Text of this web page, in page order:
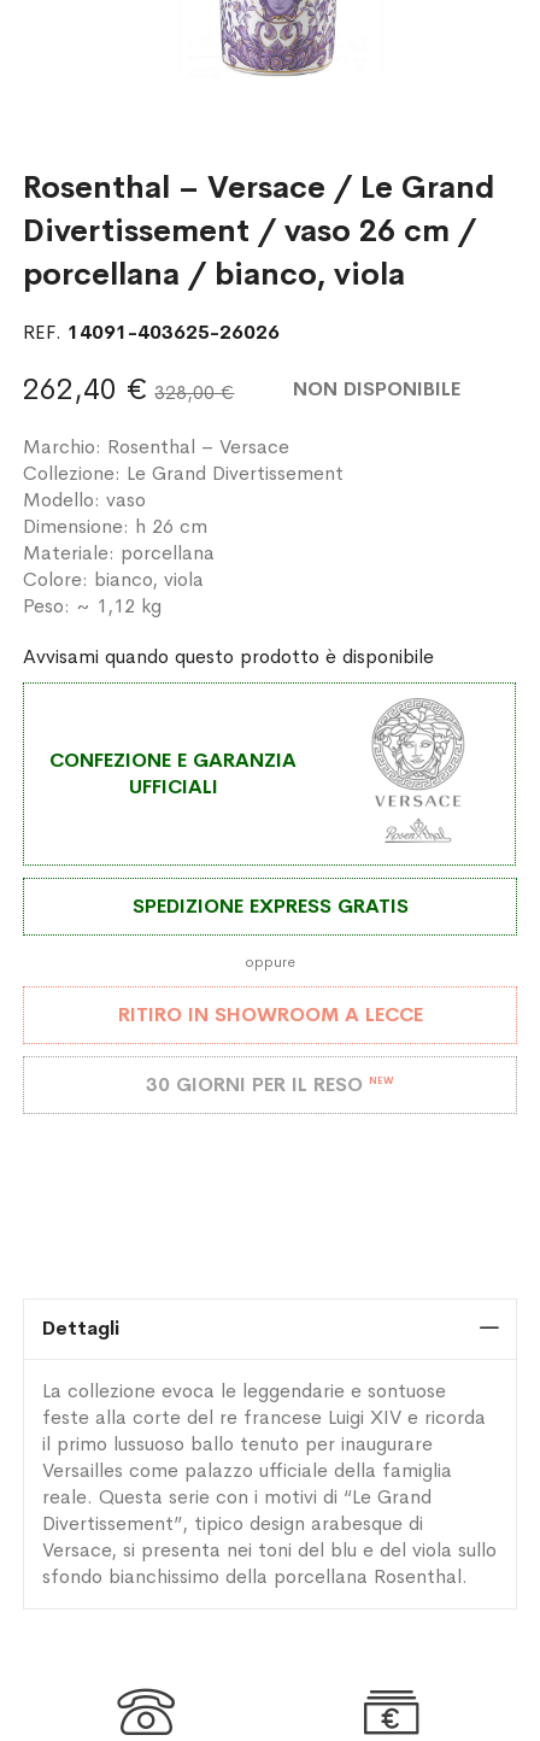
Rosenthal – Versace / Le Grand
Divertissement / vaso 26 cm /
porcellana / bianco, viola
REF. 14091-403625-26026
262,40 € 328,00 € NON DISPONIBILE
Marchio: Rosenthal – Versace
Collezione: Le Grand Divertissement
Modello: vaso
Dimensione: h 26 cm
Materiale: porcellana
Colore: bianco, viola
Peso: ~ 1,12 kg
Avvisami quando questo prodotto è disponibile
CONFEZIONE E GARANZIA
UFFICIALI
SPEDIZIONE EXPRESS GRATIS
oppure
RITIRO IN SHOWROOM A LECCE
30 GIORNI PER IL RESO NEW
Dettagli
La collezione evoca le leggendarie e sontuose
feste alla corte del re francese Luigi XIV e ricorda
il primo lussuoso ballo tenuto per inaugurare
Versailles come palazzo ufficiale della famiglia
reale. Questa serie con i motivi di “Le Grand
Divertissement”, tipico design arabesque di
Versace, si presenta nei toni del blu e del viola sullo
sfondo bianchissimo della porcellana Rosenthal.
 